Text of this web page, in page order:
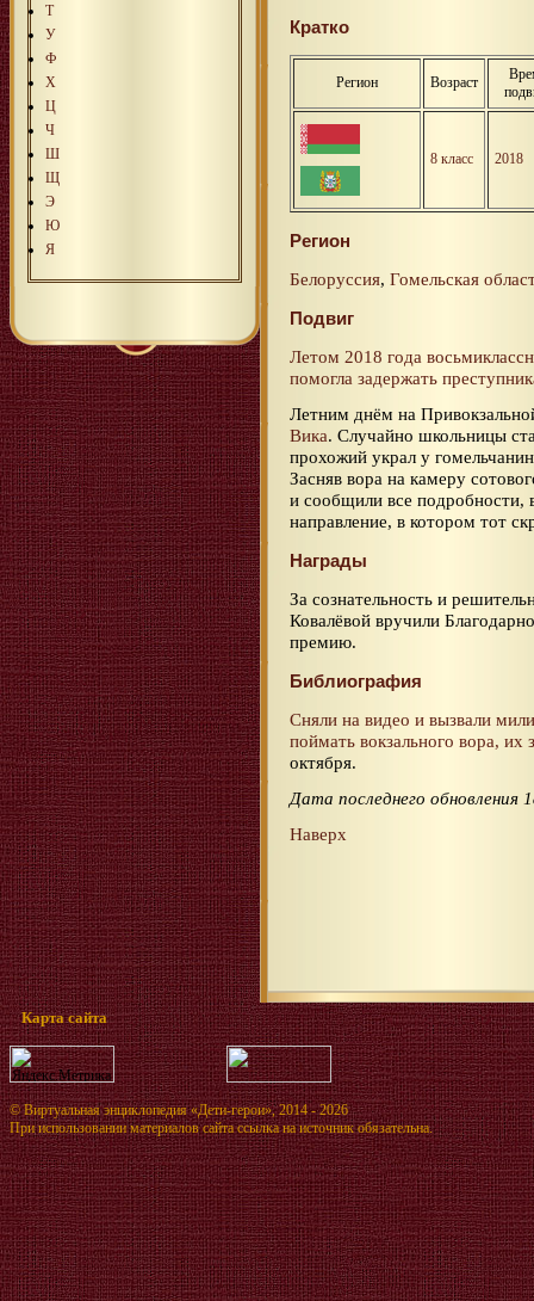
Т
У
Ф
Х
Ц
Ч
Ш
Щ
Э
Ю
Я
Кратко
Регион Возраст
8 класс 2018
Регион
Белоруссия, Гомельская
Подвиг
Летом 2018 года
помогла задержать
Летним днём на
Вика. Случайно школьницы
прохожий украл у
Засняв вора на камеру
и сообщили все подробности,
направление, в котором тот
Награды
За сознательность и
Ковалёвой вручили
премию.
Библиография
Сняли на видео и вызвали
поймать вокзального вора, их
октября.
Дата последнего обновления
Наверх
Карта сайта
©Виртуальная энциклопедия «Дети-герои», 2014 - 2026
При использовании материалов сайта ссылка на источник обязательна.